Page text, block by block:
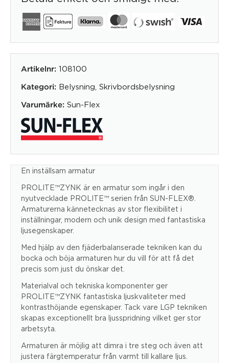
Artikelnr: 108100
Kategori: Belysning Skrivbordsbelysning
Varumärke: Sun-Flex
En inställsam armatur
PROLITE™ZYNK är en armatur som ingår i den
nyutvecklade PROLITE™ serien från SUN-FLEX®.
Armaturerna kännetecknas av stor flexibilitet i
inställningar, modern och unik design med fantastiska
ljusegenskaper.
Med hjälp av den fjäderbalanserade tekniken kan du
bocka och böja armaturen hur du vill för att få det
precis som just du önskar det.
Materialval och tekniska komponenter ger
PROLITE™ZYNK fantastiska ljuskvaliteter med
kontrasthöjande egenskaper. Tack vare LGP tekniken
skapas exceptionellt bra ljusspridning vilket ger stor
arbetsyta.
Armaturen är möjlig att dimra i tre steg och även att
justera färgtemperatur från varmt till kallare ljus.